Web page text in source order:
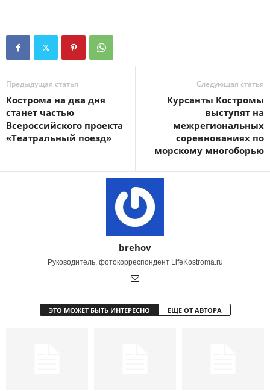
Предыдущая статья
Кострома на два дня
станет частью
Всероссийского проекта
«Театральный поезд»
Следующая статья
Курсанты Костромы
выступят на
межрегиональных
соревнованиях по
морскому многоборью
brehov
Руководитель, фотокорреспондент LifeKostroma.ru
ЭТО МОЖЕТ БЫТЬ ИНТЕРЕСНО ЕЩЕ ОТ АВТОРА